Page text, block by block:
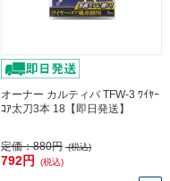
オーナー カルティバ TFW-3 ﾜｲﾔｰ
ｺｱ太刀3本 18【即日発送】
定価：880円 (税込)
792円 (税込)